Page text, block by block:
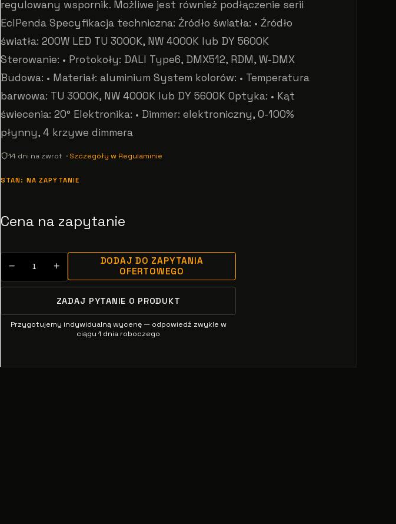
regulowany wspornik. Możliwe jest również podłączenie serii
EclPenda Specyfikacja techniczna: Źródło światła: • Źródło
światła: 200W LED TU 3000K, NW 4000K lub DY 5600K
Sterowanie: • Protokoły: DALI Type6, DMX512, RDM, W-DMX
Budowa: • Materiał: aluminium System kolorów: • Temperatura
barwowa: TU 3000K, NW 4000K lub DY 5600K Optyka: • Kąt
świecenia: 20° Elektronika: • Dimmer: elektroniczny, 0-100%
płynny, 4 krzywe dimmera
14 dni na zwrot · Szczegóły w Regulaminie
STAN: NA ZAPYTANIE
Cena na zapytanie
− +
DODAJ DO ZAPYTANIA
OFERTOWEGO
ZADAJ PYTANIE O PRODUKT
Przygotujemy indywidualną wycenę — odpowiedź zwykle w
ciągu 1 dnia roboczego